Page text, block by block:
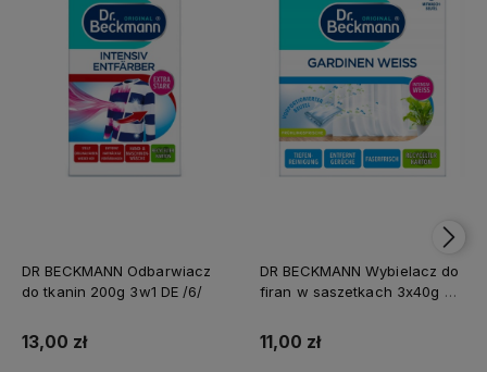
DR BECKMANN Odbarwiacz
do tkanin 200g 3w1 DE /6/
13,00 zł
DR BECKMANN Wybielacz do
firan w saszetkach 3x40g DE
11,00 zł